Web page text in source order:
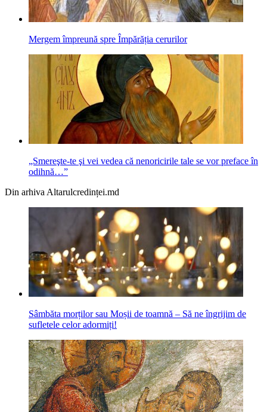
Mergem împreună spre Împărăția cerurilor
„Smereşte-te şi vei vedea că nenoricirile tale se vor preface în
odihnă…”
Din arhiva Altarulcredinței.md
Sâmbăta morților sau Moșii de toamnă – Să ne îngrijim de
sufletele celor adormiți!